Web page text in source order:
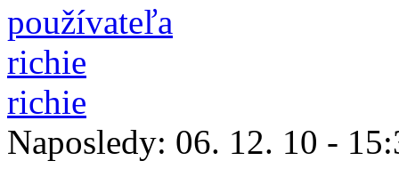
richie
Naposledy: 06. 12. 10 -